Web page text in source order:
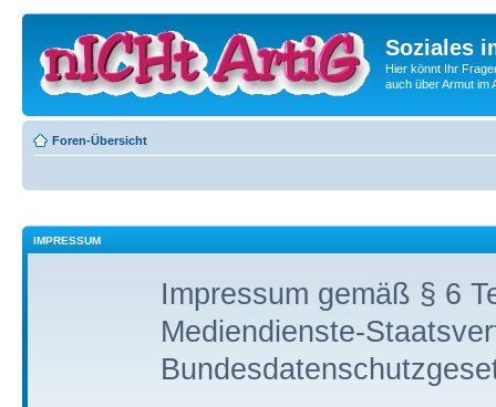
Soziales
Hier könnt Ihr
auch über Armut im
Foren-Übersicht
IMPRESSUM
Impressum gemäß § 6
Mediendienste-